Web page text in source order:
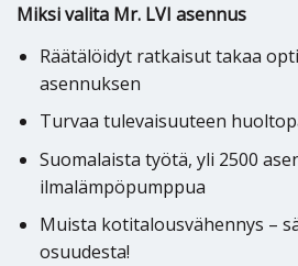
Miksi valita Mr. LVI asennus
Räätälöidyt ratkaisut takaa
asennuksen
Turvaa tulevaisuuteen
Suomalaista työtä, yli 2500
ilmalämpöpumppua
Muista kotitalousvähennys –
osuudesta!